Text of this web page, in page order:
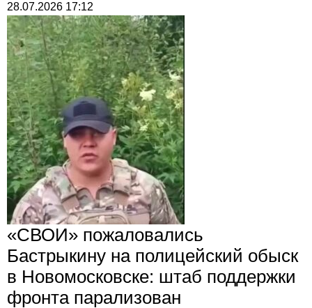
28.07.2026 17:12
«СВОИ» пожаловались
Бастрыкину на полицейский обыск
в Новомосковске: штаб поддержки
фронта парализован